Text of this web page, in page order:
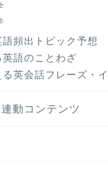
語頻出トピック予想
英語のことわざ
英会話フレーズ・
動コンテンツ